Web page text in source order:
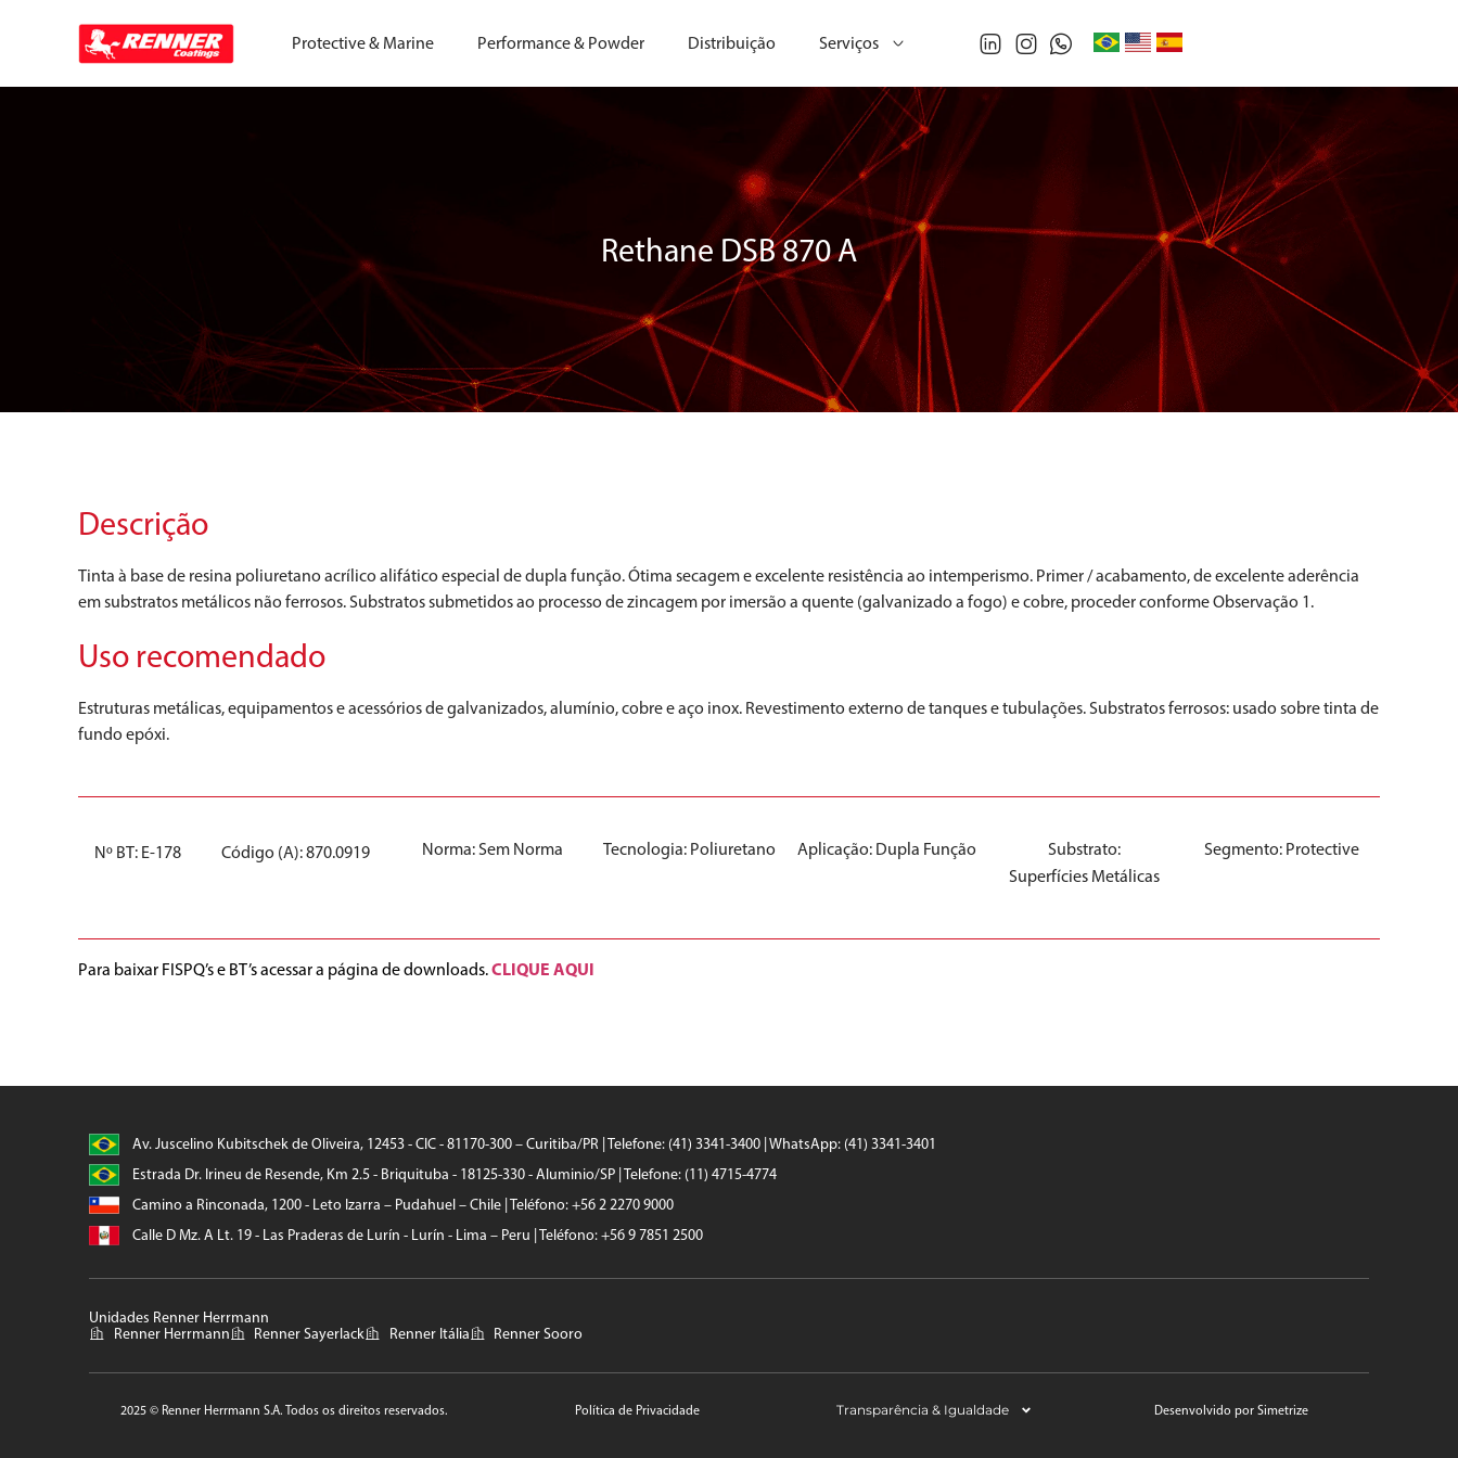
Protective & Marine Performance & Powder Distribuição Serviços
Rethane DSB 870 A
Descrição
Tinta à base de resina poliuretano acrílico alifático especial de dupla função. Ótima secagem e excelente resistência ao intemperismo. Primer / acabamento, de excelente aderência
em substratos metálicos não ferrosos. Substratos submetidos ao processo de zincagem por imersão a quente (galvanizado a fogo) e cobre, proceder conforme Observação 1.
Uso recomendado
Estruturas metálicas, equipamentos e acessórios de galvanizados, alumínio, cobre e aço inox. Revestimento externo de tanques e tubulações. Substratos ferrosos: usado sobre tinta de
fundo epóxi.
Nº BT: E-178 Código (A): 870.0919 Norma:Sem Norma Tecnologia: Poliuretano Aplicação: Dupla Função
Substrato:
Superfícies Metálicas
Segmento: Protective
Para baixar FISPQ’s e BT’s acessar a página de downloads.CLIQUE AQUI
Av. Juscelino Kubitschek de Oliveira, 12453 - CIC - 81170-300 – Curitiba/PR | Telefone: (41) 3341-3400 | WhatsApp: (41) 3341-3401
Estrada Dr. Irineu de Resende, Km 2.5 - Briquituba - 18125-330 - Aluminio/SP | Telefone: (11) 4715-4774
Camino a Rinconada, 1200 - Leto Izarra – Pudahuel – Chile | Teléfono: +56 2 2270 9000
Calle D Mz. A Lt. 19 - Las Praderas de Lurín - Lurín - Lima – Peru | Teléfono: +56 9 7851 2500
Unidades Renner Herrmann
Renner Herrmann
Renner Sayerlack Renner Itália Renner Sooro
2025 © Renner Herrmann S.A. Todos os direitos reservados. Política de Privacidade Transparência & Igualdade Desenvolvido por Simetrize